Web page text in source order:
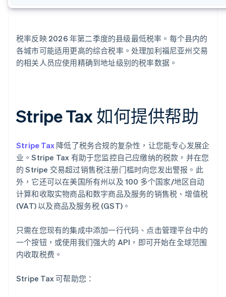
税率反映 2026 年第二季度的县级最低税率。每个县内的
各城市可能适用更高的综合税率。处理加利福尼亚州交易
的相关人员应使用精确到地址级别的税率数据。
Stripe Tax 如何提供帮助
Stripe Tax 降低了税务合规的复杂性，让您能专心发展企
业。Stripe Tax 有助于您监控自己应缴纳的税款，并在您
的 Stripe 交易超过销售税注册门槛时向您发出警报。此
外，它还可以在美国所有州以及 100 多个国家/地区自动
计算和收取实物商品和数字商品及服务的销售税、增值税
(VAT) 以及商品及服务税 (GST)。
只需在您现有的集成中添加一行代码、点击管理平台中的
一个按钮，或使用我们强大的 API，即可开始在全球范围
内收取税费。
Stripe Tax 可帮助您：